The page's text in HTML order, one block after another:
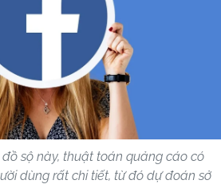
sộ này, thuật toán quảng cáo có
dùng rất chi tiết, từ đó dự đoán sở